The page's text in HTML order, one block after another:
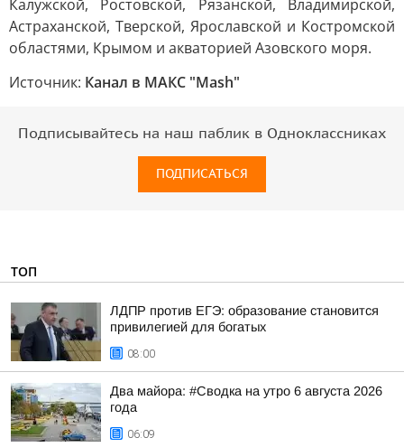
Калужской, Ростовской, Рязанской, Владимирской,
Астраханской, Тверской, Ярославской и Костромской
областями, Крымом и акваторией Азовского моря.
Источник: Канал в МАКС "Mash"
Подписывайтесь на наш паблик в Одноклассниках
ПОДПИСАТЬСЯ
ТОП
ЛДПР против ЕГЭ: образование становится
привилегией для богатых
08:00
Два майора: #Сводка на утро 6 августа 2026
года
06:09